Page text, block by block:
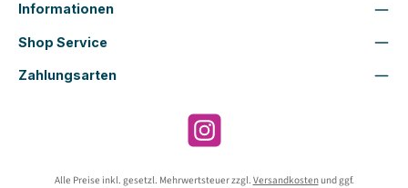
Informationen
Shop Service
Zahlungsarten
Instagram
Alle Preise inkl. gesetzl. Mehrwertsteuer zzgl. Versandkostenund ggf.